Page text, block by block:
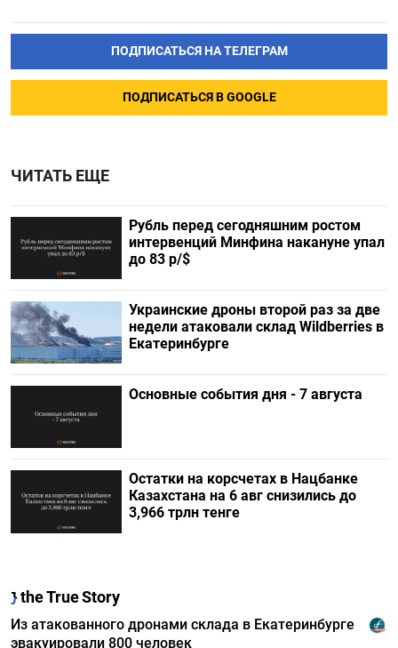
ПОДПИСАТЬСЯ НА ТЕЛЕГРАМ
ПОДПИСАТЬСЯ В GOOGLE
ЧИТАТЬ ЕЩЕ
Рубль перед сегодняшним ростом
интервенций Минфина накануне упал
до 83 р/$
Украинские дроны второй раз за две
недели атаковали склад Wildberries в
Екатеринбурге
Основные события дня - 7 августа
Остатки на корсчетах в Нацбанке
Казахстана на 6 авг снизились до
3,966 трлн тенге